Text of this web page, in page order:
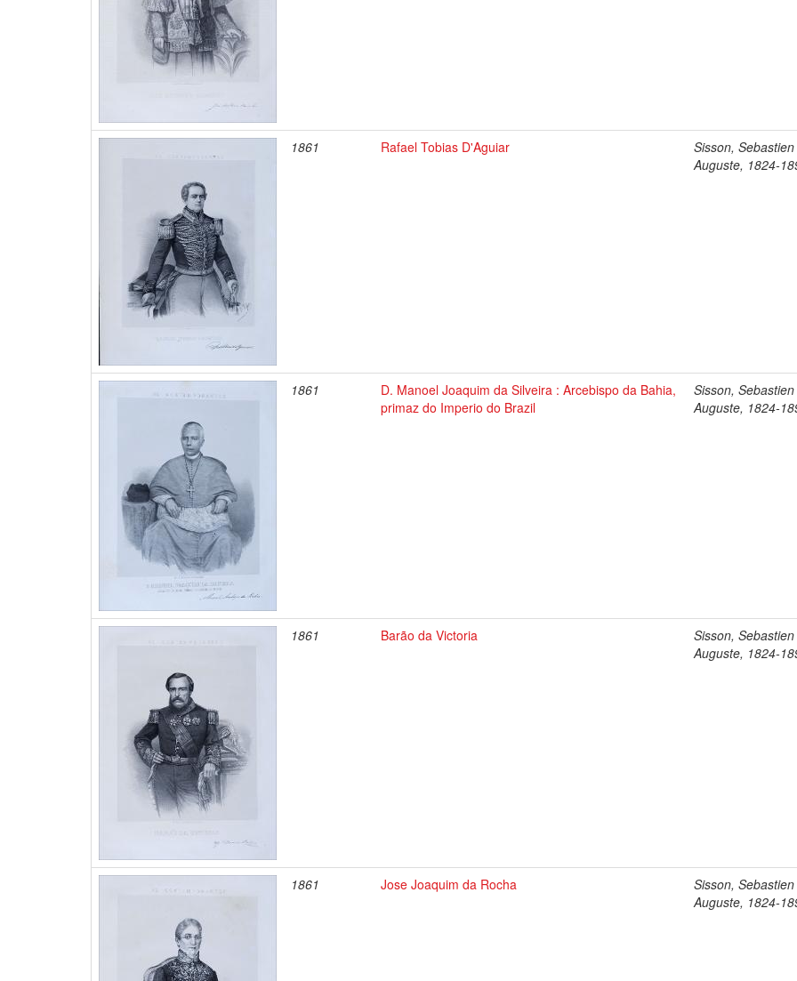
1861 Rafael Tobias D'Aguiar
Sisson, Sebastien
Auguste, 1824-
1861
D. Manoel Joaquim da Silveira : Arcebispo da Bahia,
primaz do Imperio do Brazil
Sisson, Sebastien
Auguste, 1824-
1861 Barão da Victoria
Sisson, Sebastien
Auguste, 1824-
1861 Jose Joaquim da Rocha
Sisson, Sebastien
Auguste, 1824-